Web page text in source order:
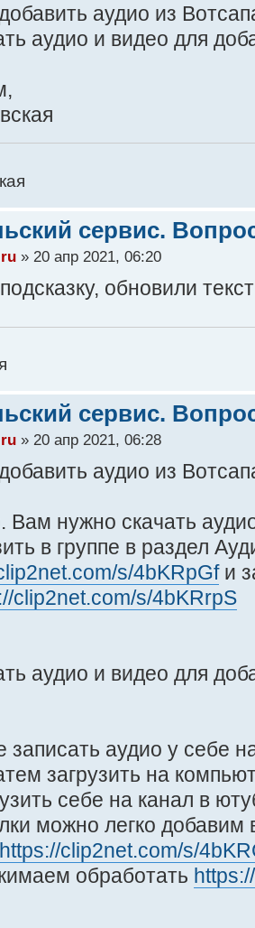
аудио из
аудио и видео для
сервис.
» 20 апр 2021, 06:20
обновили
сервис.
» 20 апр 2021, 06:28
аудио из
Вам нужно скачать
в группе в раздел
s/4bKRpGfи
clip2net.com/s/4bKRrpS
аудио и видео для
записать аудио у себе
загрузить на
себе на канал в
можно легко добавим
https://clip2net.com/s/
обработать